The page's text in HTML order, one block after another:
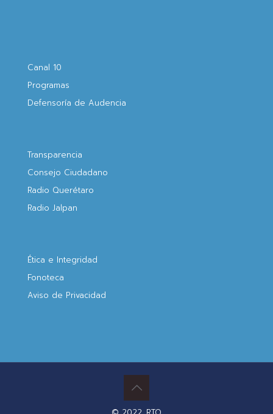
Canal 10
Programas
Defensoría de Audencia
Transparencia
Consejo Ciudadano
Radio Querétaro
Radio Jalpan
Ética e Integridad
Fonoteca
Aviso de Privacidad